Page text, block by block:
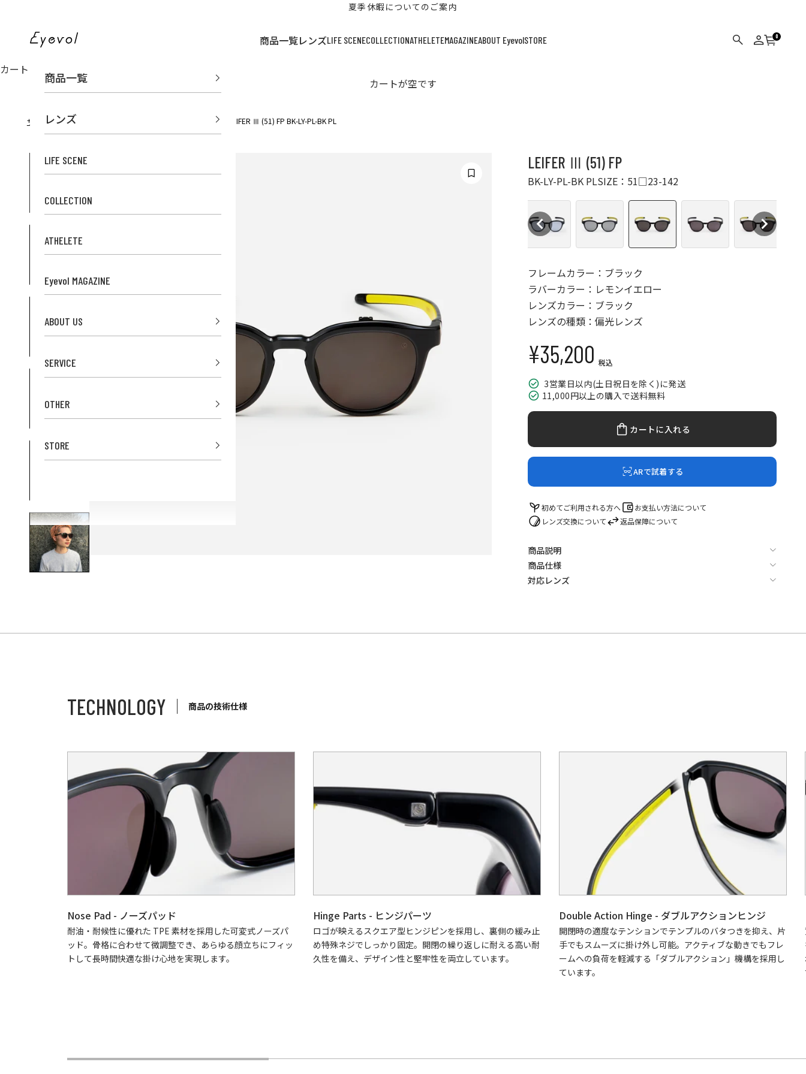
夏季休暇についてのご案内
Eyevol Online Store 商品一覧レンズLIFE SCENECOLLECTIONATHELETEMAGAZINEABOUT EyevolSTORE 検索 ログイン
カート
0
商品一覧
レンズ
LIFE SCENE
COLLECTION
ATHELETE
Eyevol MAGAZINE
ABOUT US
SERVICE
OTHER
STORE
カート
カートが空です
サングラスのEyevol TOP フリップアップ LEIFER Ⅲ (51) FP BK-LY-PL-BK PL
LEIFER Ⅲ (51) FP
BK-LY-PL-BK PLSIZE：51□23-142
フレームカラー：ブラック
ラバーカラー：レモンイエロー
レンズカラー：ブラック
レンズの種類：偏光レンズ
セール価格
¥35,200 税込
3営業日以内(土日祝日を除く)に発送
11,000円以上の購入で送料無料
カートに入れる
ARで試着する
初めてご利用される方へ
お支払い方法について
レンズ交換について
返品保障について
商品説明
商品仕様
対応レンズ
TECHNOLOGY 商品の技術仕様
Nose Pad - ノーズパッド
耐油・耐候性に優れた TPE 素材を採用した可変式ノーズパ
ッド。骨格に合わせて微調整でき、あらゆる顔立ちにフィッ
トして長時間快適な掛け心地を実現します。
Hinge Parts - ヒンジパーツ
ロゴが映えるスクエア型ヒンジピンを採用し、裏側の緩み止
め特殊ネジでしっかり固定。開閉の繰り返しに耐える高い耐
久性を備え、デザイン性と堅牢性を両立しています。
Double Action Hinge - ダブルアクションヒンジ
開閉時の適度なテンションでテンプルのバタつきを抑え、片
手でもスムーズに掛け外し可能。アクティブな動きでもフレ
ームへの負荷を軽減する「ダブルアクション」機構を採用し
ています。